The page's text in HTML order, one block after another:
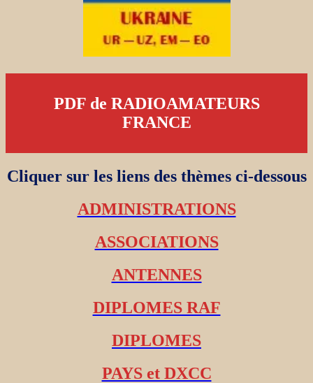
PDF de RADIOAMATEURS
FRANCE
Cliquer sur les liens des thèmes ci-dessous
ADMINISTRATIONS
ASSOCIATIONS
ANTENNES
DIPLOMES RAF
DIPLOMES
PAYS et DXCC